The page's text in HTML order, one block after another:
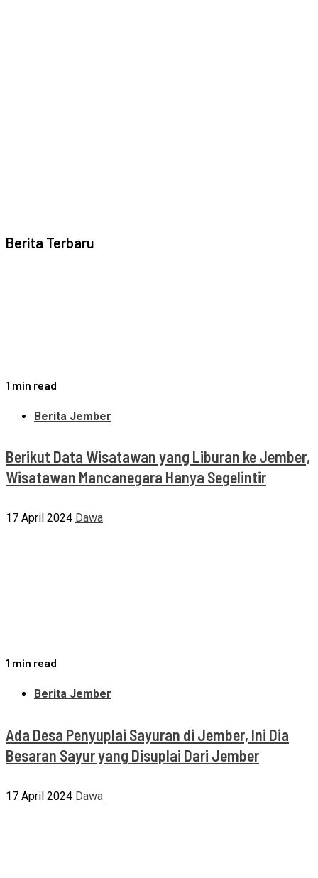
Berita Terbaru
1 min read
Berita Jember
Berikut Data Wisatawan yang Liburan ke Jember,
Wisatawan Mancanegara Hanya Segelintir
17 April 2024 Dawa
1 min read
Berita Jember
Ada Desa Penyuplai Sayuran di Jember, Ini Dia
Besaran Sayur yang Disuplai Dari Jember
17 April 2024 Dawa